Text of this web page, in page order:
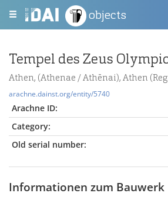
objects
Athen, (Athenae / Athēnai), Athen
arachne.dainst.org/entity/5740
Arachne ID:
Category:
Old serial number:
Informationen zum Bauwerk